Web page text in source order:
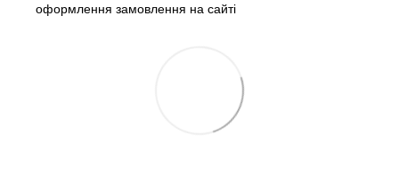
оформлення замовлення на сайті